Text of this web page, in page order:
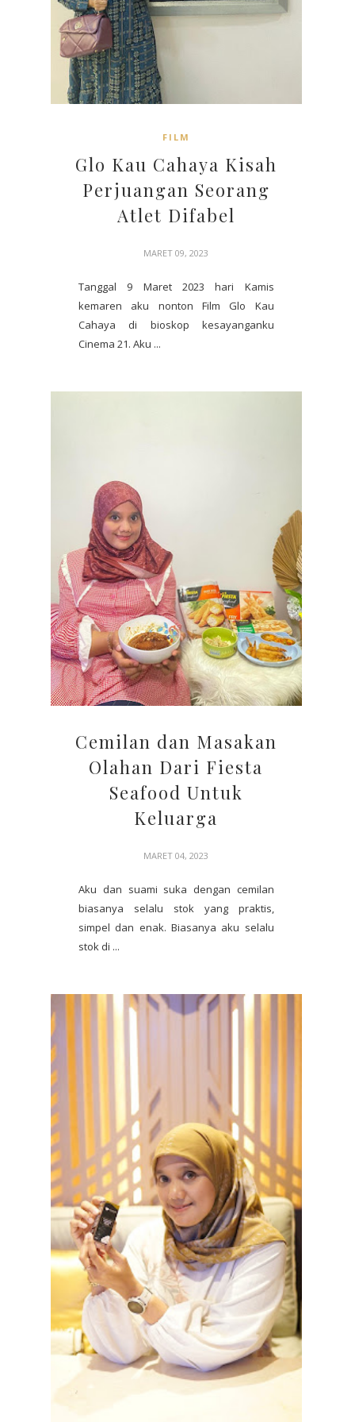
FILM
Glo Kau Cahaya Kisah
Perjuangan Seorang
Atlet Difabel
MARET 09, 2023
Tanggal 9 Maret 2023 hari Kamis
kemaren aku nonton Film Glo Kau
Cahaya di bioskop kesayanganku
Cinema 21. Aku ...
Cemilan dan Masakan
Olahan Dari Fiesta
Seafood Untuk
Keluarga
MARET 04, 2023
Aku dan suami suka dengan cemilan
biasanya selalu stok yang praktis,
simpel dan enak. Biasanya aku selalu
stok di ...